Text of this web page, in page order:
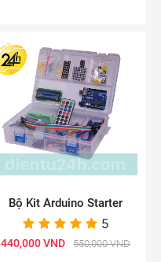
Bộ Kit Arduino Starter
5
440,000 VND 550,000 VND